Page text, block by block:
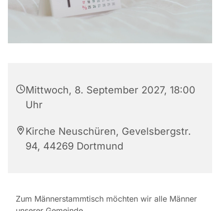
Mittwoch, 8. September 2027, 18:00
Uhr
Kirche Neuschüren, Gevelsbergstr.
94, 44269 Dortmund
Zum Männerstammtisch möchten wir alle Männer